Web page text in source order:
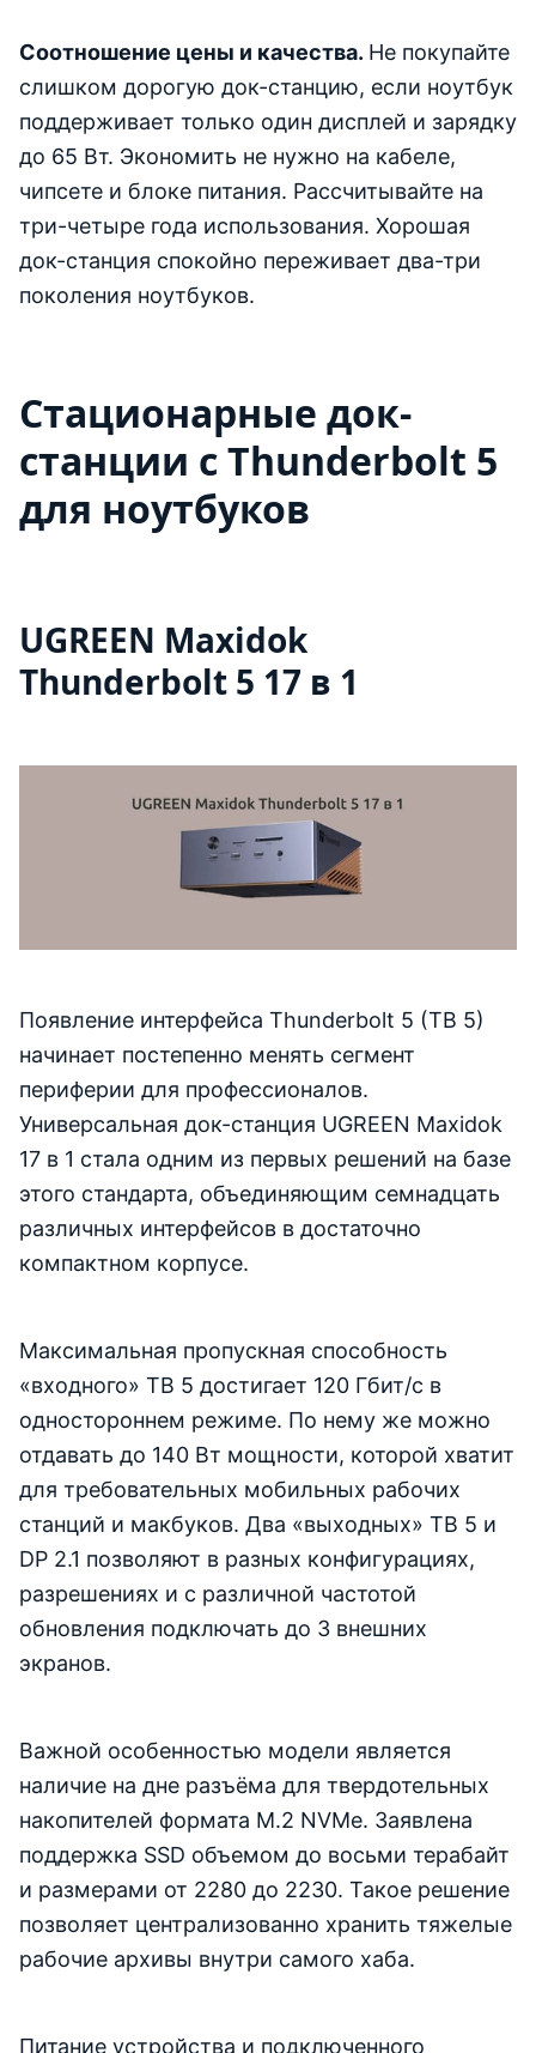
Соотношение цены и качества. Не покупайте
слишком дорогую док-станцию, если ноутбук
поддерживает только один дисплей и зарядку
до 65 Вт. Экономить не нужно на кабеле,
чипсете и блоке питания. Рассчитывайте на
три-четыре года использования. Хорошая
док-станция спокойно переживает два-три
поколения ноутбуков.
Стационарные док-
станции с Thunderbolt 5
для ноутбуков
UGREEN Maxidok
Thunderbolt 5 17 в 1
Появление интерфейса Thunderbolt 5 (TB 5)
начинает постепенно менять сегмент
периферии для профессионалов.
Универсальная док-станция UGREEN Maxidok
17 в 1 стала одним из первых решений на базе
этого стандарта, объединяющим семнадцать
различных интерфейсов в достаточно
компактном корпусе.
Максимальная пропускная способность
«входного» TB 5 достигает 120 Гбит/с в
одностороннем режиме. По нему же можно
отдавать до 140 Вт мощности, которой хватит
для требовательных мобильных рабочих
станций и макбуков. Два «выходных» TB 5 и
DP 2.1 позволяют в разных конфигурациях,
разрешениях и с различной частотой
обновления подключать до 3 внешних
экранов.
Важной особенностью модели является
наличие на дне разъёма для твердотельных
накопителей формата M.2 NVMe. Заявлена
поддержка SSD объемом до восьми терабайт
и размерами от 2280 до 2230. Такое решение
позволяет централизованно хранить тяжелые
рабочие архивы внутри самого хаба.
Питание устройства и подключенного